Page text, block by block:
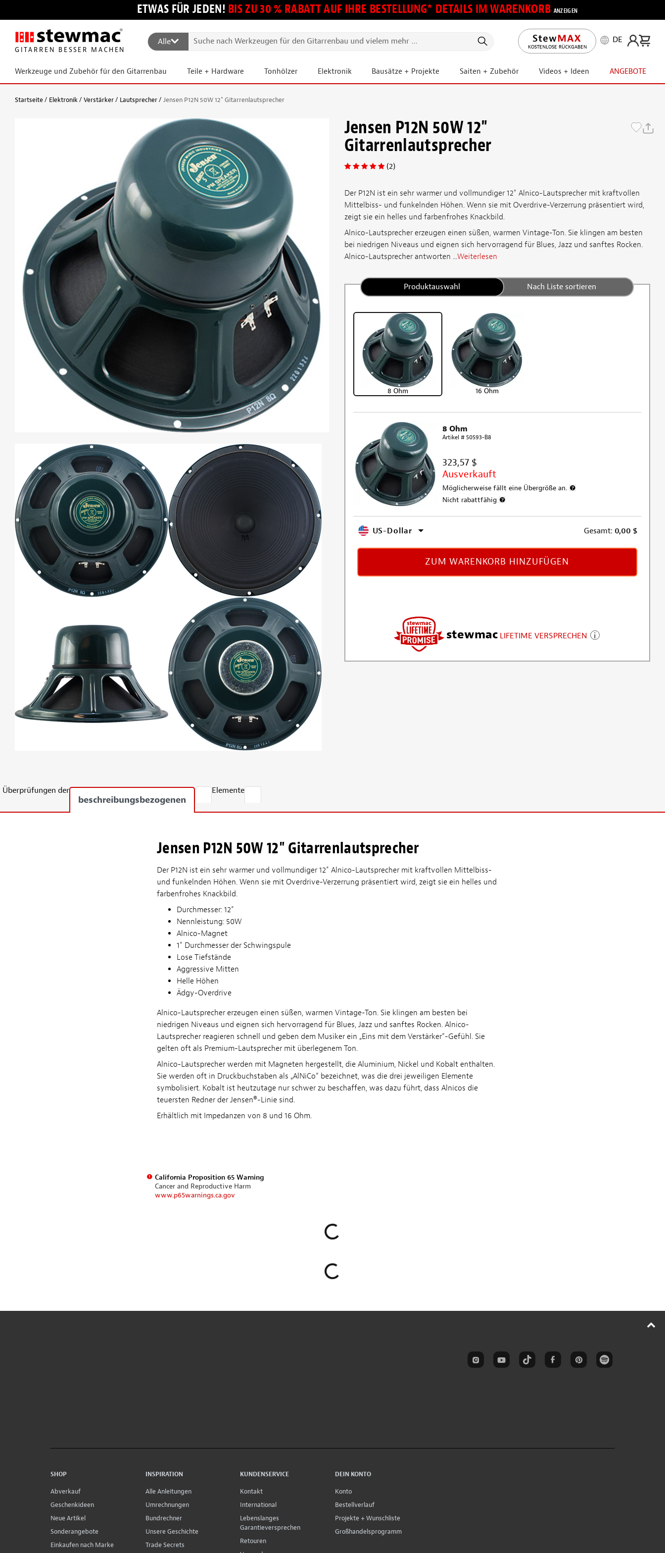
ETWAS FÜR JEDEN! BIS ZU 30 % RABATT AUF IHRE BESTELLUNG* DETAILS IM WARENKORB ANZEIGEN
GITARREN BESSER MACHEN
Alle
KOSTENLOSE RÜCKGABEN
DE
Werkzeuge und Zubehör für den Gitarrenbau Teile + Hardware Tonhölzer Elektronik Bausätze + Projekte Saiten + Zubehör Videos + Ideen ANGEBOTE
Startseite Elektronik Verstärker Lautsprecher Jensen P12N 50W 12" Gitarrenlautsprecher
Jensen P12N 50W 12"
Gitarrenlautsprecher
(2)
Der P12N ist ein sehr warmer und vollmundiger 12" Alnico-Lautsprecher mit kraftvollen
Mittelbiss- und funkelnden Höhen. Wenn sie mit Overdrive-Verzerrung präsentiert wird,
zeigt sie ein helles und farbenfrohes Knackbild.
Alnico-Lautsprecher erzeugen einen süßen, warmen Vintage-Ton. Sie klingen am besten
bei niedrigen Niveaus und eignen sich hervorragend für Blues, Jazz und sanftes Rocken.
Alnico-Lautsprecher antworten ...Weiterlesen
Produktauswahl Nach Liste sortieren
8 Ohm 16 Ohm
8 Ohm
Artikel # 50593-B8
323,57 $
Ausverkauft
Möglicherweise fällt eine Übergröße an.
Nicht rabattfähig
US-Dollar Gesamt: 0,00 $
ZUM WARENKORB HINZUFÜGEN
stewmac LIFETIME VERSPRECHEN
Überprüfungen der
beschreibungsbezogenen
Elemente
Jensen P12N 50W 12" Gitarrenlautsprecher
Der P12N ist ein sehr warmer und vollmundiger 12" Alnico-Lautsprecher mit kraftvollen Mittelbiss-
und funkelnden Höhen. Wenn sie mit Overdrive-Verzerrung präsentiert wird, zeigt sie ein helles und
farbenfrohes Knackbild.
Durchmesser: 12"
Nennleistung: 50W
Alnico-Magnet
1" Durchmesser der Schwingspule
Lose Tiefstände
Aggressive Mitten
Helle Höhen
Ädgy-Overdrive
Alnico-Lautsprecher erzeugen einen süßen, warmen Vintage-Ton. Sie klingen am besten bei
niedrigen Niveaus und eignen sich hervorragend für Blues, Jazz und sanftes Rocken. Alnico-
Lautsprecher reagieren schnell und geben dem Musiker ein „Eins mit dem Verstärker“-Gefühl. Sie
gelten oft als Premium-Lautsprecher mit überlegenem Ton.
Alnico-Lautsprecher werden mit Magneten hergestellt, die Aluminium, Nickel und Kobalt enthalten.
Sie werden oft in Druckbuchstaben als „AlNiCo“ bezeichnet, was die drei jeweiligen Elemente
symbolisiert. Kobalt ist heutzutage nur schwer zu beschaffen, was dazu führt, dass Alnicos die
teuersten Redner der Jensen®-Linie sind.
Erhältlich mit Impedanzen von 8 und 16 Ohm.
California Proposition 65 Warning
Cancer and Reproductive Harm
www.p65warnings.ca.gov
SHOP
Abverkauf
Geschenkideen
Neue Artikel
Sonderangebote
Einkaufen nach Marke
INSPIRATION
Alle Anleitungen
Umrechnungen
Bundrechner
Unsere Geschichte
Trade Secrets
KUNDENSERVICE
Kontakt
International
Lebenslanges
Garantieversprechen
Retouren
DEIN KONTO
Konto
Bestellverlauf
Projekte + Wunschliste
Großhandelsprogramm